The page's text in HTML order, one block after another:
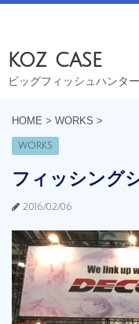
koz case
ビッグフィッシュハンタ
HOME > WORKS >
WORKS
フィッシング
2016/02/06